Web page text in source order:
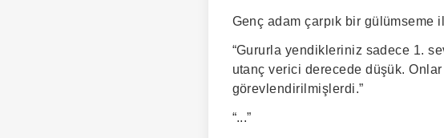
Genç adam çarpık bir gülümseme
“Gururla yendikleriniz sadece 1.
utanç verici derecede düşük.
görevlendirilmişlerdi.”
“...”